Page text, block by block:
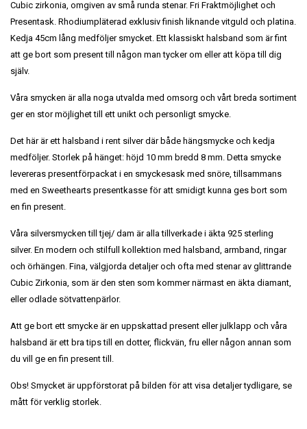
Cubic zirkonia, omgiven av små runda stenar. Fri Fraktmöjlighet och
Presentask. Rhodiumpläterad exklusiv finish liknande vitguld och platina.
Kedja 45cm lång medföljer smycket. Ett klassiskt halsband som är fint
att ge bort som present till någon man tycker om eller att köpa till dig
själv.
Våra smycken är alla noga utvalda med omsorg och vårt breda sortiment
ger en stor möjlighet till ett unikt och personligt smycke.
Det här är ett halsband i rent silver där både hängsmycke och kedja
medföljer. Storlek på hänget: höjd 10 mm bredd 8 mm. Detta smycke
levereras presentförpackat i en smyckesask med snöre, tillsammans
med en Sweethearts presentkasse för att smidigt kunna ges bort som
en fin present.
Våra silversmycken till tjej/ dam är alla tillverkade i äkta 925 sterling
silver. En modern och stilfull kollektion med halsband, armband, ringar
och örhängen. Fina, välgjorda detaljer och ofta med stenar av glittrande
Cubic Zirkonia, som är den sten som kommer närmast en äkta diamant,
eller odlade sötvattenpärlor.
Att ge bort ett smycke är en uppskattad present eller julklapp och våra
halsband är ett bra tips till en dotter, flickvän, fru eller någon annan som
du vill ge en fin present till.
Obs! Smycket är uppförstorat på bilden för att visa detaljer tydligare, se
mått för verklig storlek.